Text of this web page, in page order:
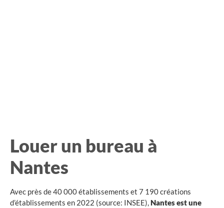
Louer un bureau à
Nantes
Avec près de 40 000 établissements et 7 190 créations
d’établissements en 2022 (source: INSEE), Nantes est une